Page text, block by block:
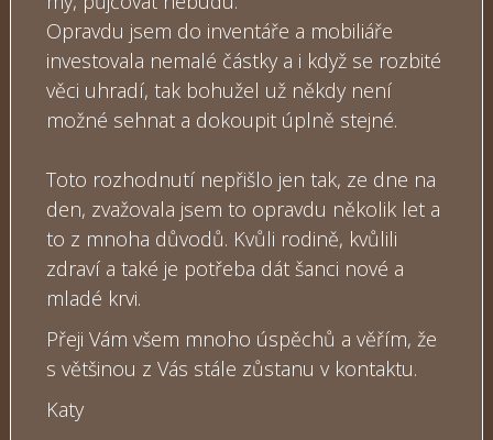
Opravdu jsem do inventáře a mobiliáře
investovala nemalé částky a i když se rozbité
věci uhradí, tak bohužel už někdy není
možné sehnat a dokoupit úplně stejné.
Toto rozhodnutí nepřišlo jen tak, ze dne na
den, zvažovala jsem to opravdu několik let a
to z mnoha důvodů. Kvůli rodině, kvůlili
zdraví a také je potřeba dát šanci nové a
mladé krvi.
Přeji Vám všem mnoho úspěchů a věřím, že
s většinou z Vás stále zůstanu v kontaktu.
Katy